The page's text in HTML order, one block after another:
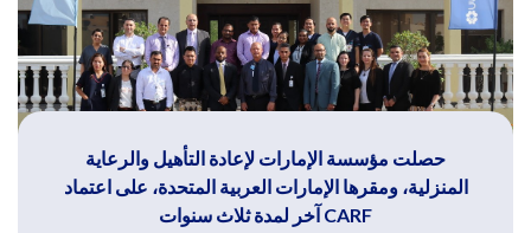
حصلت مؤسسة الإمارات لإعادة التأهيل والرعاية
المنزلية، ومقرها الإمارات العربية المتحدة، على اعتماد
CARF آخر لمدة ثلاث سنوات